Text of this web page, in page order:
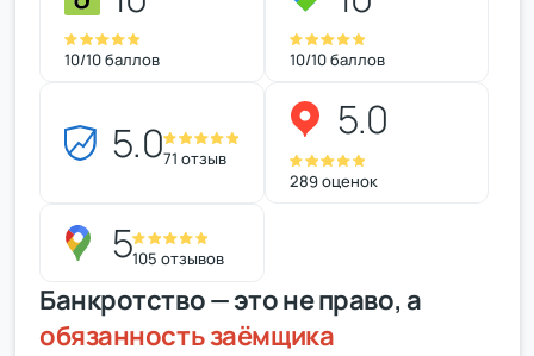
Банкротство — это не право, а
обязанность заёмщика
10/10 баллов 10/10 баллов
5.071 отзыв
5.0
289 оценок
5105 отзывов